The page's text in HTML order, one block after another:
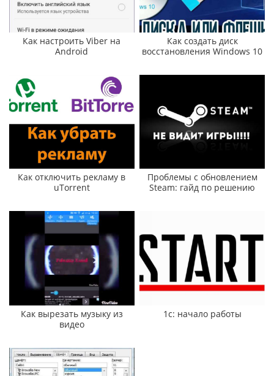
Как настроить Viber на
Android
Как создать диск
восстановления Windows 10
Как отключить рекламу в
uTorrent
Проблемы с обновлением
Steam: гайд по решению
Как вырезать музыку из
видео
1c: начало работы